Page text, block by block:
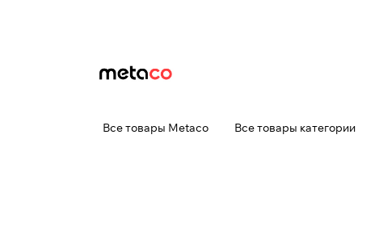
Все товары Metaco Все товары категории